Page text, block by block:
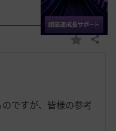
お
り
共有する
ですが、皆様の参考